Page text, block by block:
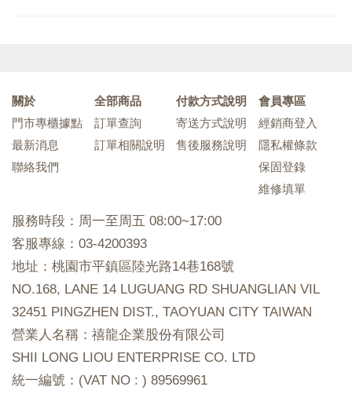
關於
門市專櫃據點
最新消息
聯絡我們
全部商品
訂單查詢
訂單相關說明
付款方式說明
寄送方式說明
售後服務說明
會員專區
經銷商登入
隱私權條款
保固登錄
維修填單
服務時段：周一至周五 08:00~17:00
客服專線：03-4200393
地址：桃園市平鎮區陸光路14巷168號
NO.168, LANE 14 LUGUANG RD SHUANGLIAN VIL
32451 PINGZHEN DIST., TAOYUAN CITY TAIWAN
營業人名稱：禧龍企業股份有限公司
SHII LONG LIOU ENTERPRISE CO. LTD
統一編號：(VAT NO : ) 89569961